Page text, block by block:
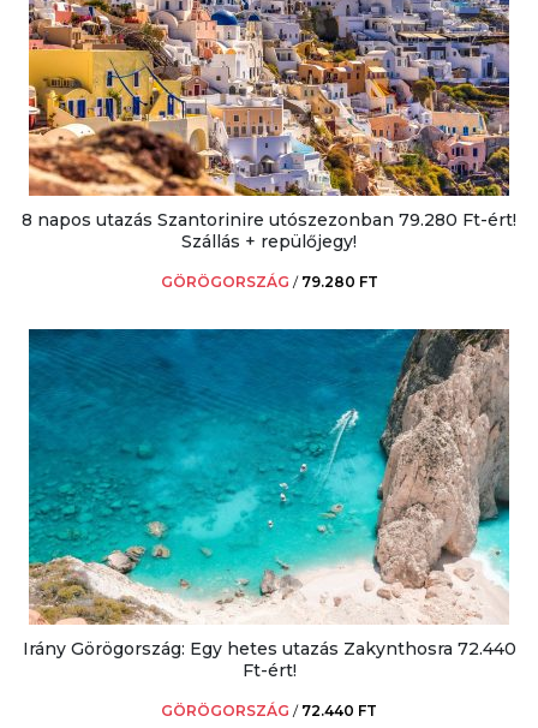
8 napos utazás Szantorinire utószezonban 79.280 Ft-ért!
Szállás + repülőjegy!
GÖRÖGORSZÁG / 79.280 FT
Irány Görögország: Egy hetes utazás Zakynthosra 72.440
Ft-ért!
GÖRÖGORSZÁG / 72.440 FT